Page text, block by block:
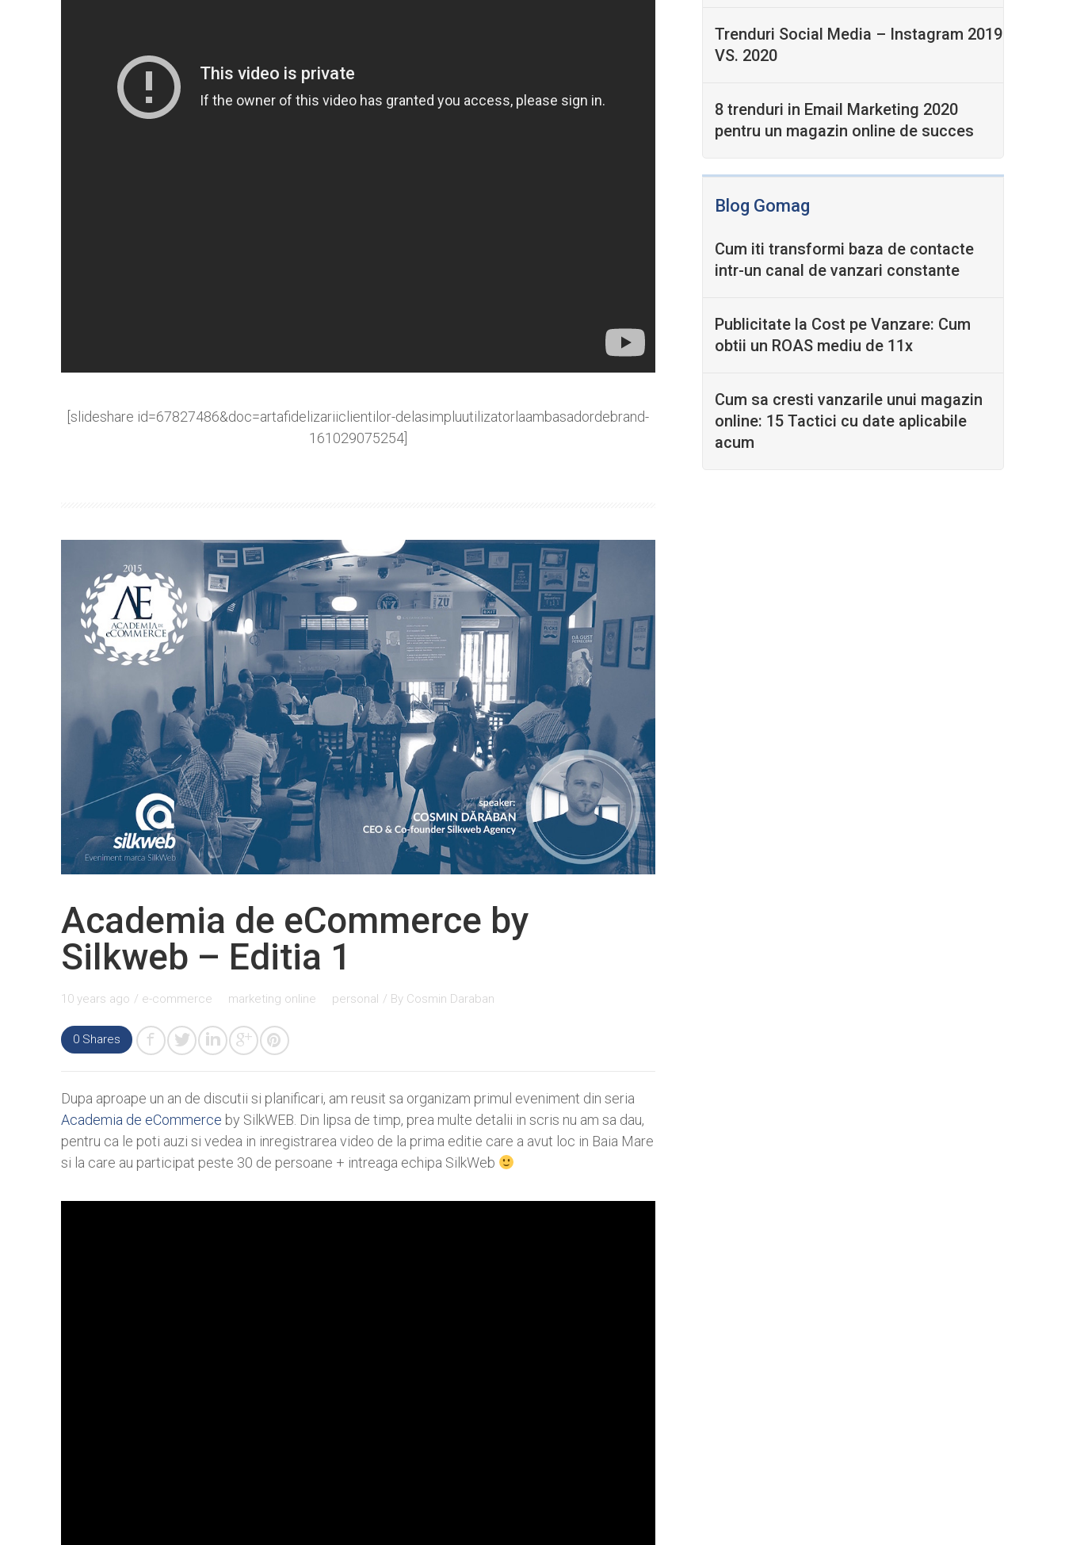
[slideshare id=67827486&doc=artafidelizariiclientilor-delasimpluutilizatorlaambasadordebrand-
161029075254]
Academia de eCommerce by
Silkweb – Editia 1
10 years ago / e-commerce marketing online personal / By Cosmin Daraban
0 Shares
Dupa aproape un an de discutii si planificari, am reusit sa organizam primul eveniment din seria
Academia de eCommerce by SilkWEB. Din lipsa de timp, prea multe detalii in scris nu am sa dau,
pentru ca le poti auzi si vedea in inregistrarea video de la prima editie care a avut loc in Baia Mare
si la care au participat peste 30 de persoane + intreaga echipa SilkWeb
Trenduri Social Media – Instagram 2019
VS. 2020
8 trenduri in Email Marketing 2020
pentru un magazin online de succes
Blog Gomag
Cum iti transformi baza de contacte
intr-un canal de vanzari constante
Publicitate la Cost pe Vanzare: Cum
obtii un ROAS mediu de 11x
Cum sa cresti vanzarile unui magazin
online: 15 Tactici cu date aplicabile
acum